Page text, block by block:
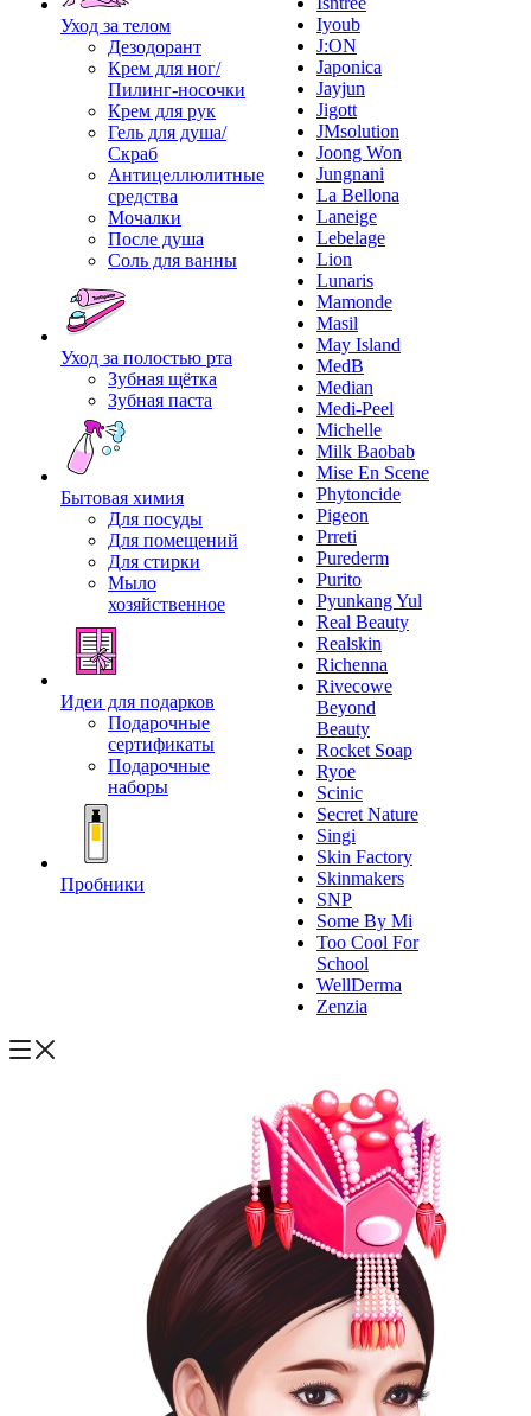
Уход за телом
Дезодорант
Крем для ног/
Пилинг-носочки
Крем для рук
Гель для душа/
Скраб
Антицеллюлитные
средства
Мочалки
После душа
Соль для ванны
Уход за полостью рта
Зубная щётка
Зубная паста
Бытовая химия
Для посуды
Для помещений
Для стирки
Мыло
хозяйственное
Идеи для подарков
Подарочные
сертификаты
Подарочные
наборы
Пробники
Iyoub
J:ON
Japonica
Jayjun
Jigott
JMsolution
Joong Won
Jungnani
La Bellona
Laneige
Lebelage
Lion
Lunaris
Mamonde
Masil
May Island
MedB
Median
Medi-Peel
Michelle
Milk Baobab
Mise En Scene
Phytoncide
Pigeon
Prreti
Purederm
Purito
Pyunkang Yul
Real Beauty
Realskin
Richenna
Rivecowe
Beyond
Beauty
Rocket Soap
Ryoe
Scinic
Secret Nature
Singi
Skin Factory
Skinmakers
SNP
Some By Mi
Too Cool For
School
WellDerma
Zenzia